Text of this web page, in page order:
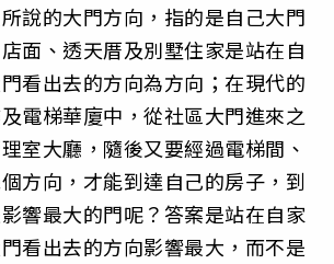
說的大門方向，指的是自己大門
面、透天厝及別墅住家是站在自
看出去的方向為方向；在現代的
電梯華廈中，從社區大門進來之
室大廳，隨後又要經過電梯間、
方向，才能到達自己的房子，到
響最大的門呢？答案是站在自家
看出去的方向影響最大，而不是